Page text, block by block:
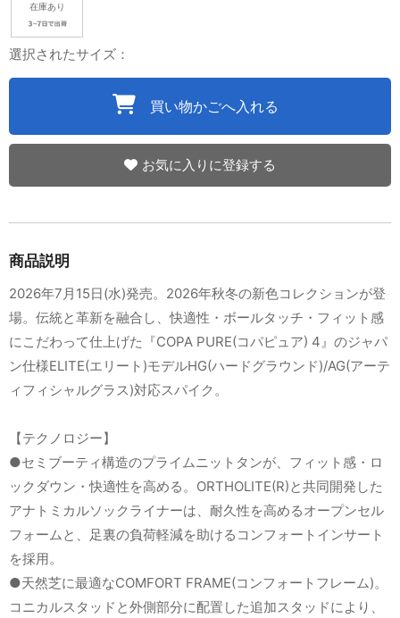
在庫あり
選択されたサイズ：
買い物かごへ入れる
お気に入りに登録する
商品説明
2026年7月15日(水)発売。2026年秋冬の新色コレクションが登
場。伝統と革新を融合し、快適性・ボールタッチ・フィット感
にこだわって仕上げた『COPA PURE(コパピュア) 4』のジャパ
ン仕様ELITE(エリート)モデルHG(ハードグラウンド)/AG(アーテ
ィフィシャルグラス)対応スパイク。
【テクノロジー】
●セミブーティ構造のプライムニットタンが、フィット感・ロ
ックダウン・快適性を高める。ORTHOLITE(R)と共同開発した
アナトミカルソックライナーは、耐久性を高めるオープンセル
フォームと、足裏の負荷軽減を助けるコンフォートインサート
を採用。
●天然芝に最適なCOMFORT FRAME(コンフォートフレーム)。
コニカルスタッドと外側部分に配置した追加スタッドにより、